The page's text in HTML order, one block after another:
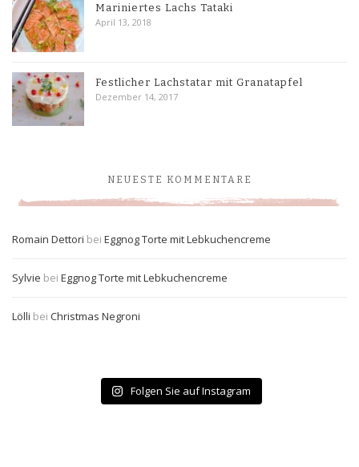
Mariniertes Lachs Tataki
April 13, 2018
Festlicher Lachstatar mit Granatapfel
Dezember 14, 2017
NEUESTE KOMMENTARE
Romain Dettori bei Eggnog Torte mit Lebkuchencreme
Sylvie bei Eggnog Torte mit Lebkuchencreme
Lölli bei Christmas Negroni
Folgen Sie auf Instagram